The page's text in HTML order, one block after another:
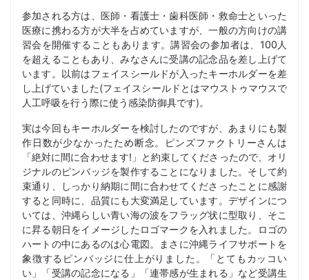
参加される方は、医師・看護士・歯科医師・救命士といった
医療に携わる方が大半を占めていますが、一般の方向けの講
習会を開催することもあります。講習会の参加者は、100人
を超えることもあり、みなさんに受講の記念品を差し上げて
います。以前はフェイスシールドが入ったキーホルダーを差
し上げていました(フェイスシールドとはマウストゥマウスで
人工呼吸を行う際に使う感染防御具です)。
実は今回もキーホルダーを検討したのですが、あまりにも製
作日数が少なかったため断念。ピンズファクトリーさんは
「絶対に間に合わせます!」と約束してくださったので、オリ
ジナルのピンバッジを製作することになりました。そして約
束通り、しっかり納期に間に合わせてくださったことに感謝
すると同時に、品質にも大変満足しています。デザインにつ
いては、沖縄らしい青い海の波をフラッグ状に型取り、そこ
に昇る朝日をイメージしたロゴマークを入れました。ロゴの
ハートの中にあるのは心電図。まさに沖縄ライフサポートを
象徴するピンバッジに仕上がりました。「とてもカッコい
い」「受講の記念になる」「連帯感が生まれる」など受講生